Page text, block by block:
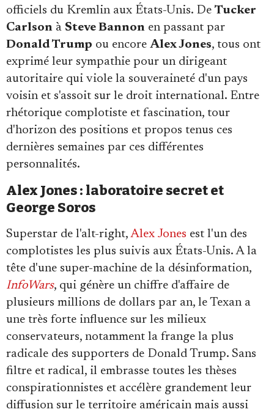
officiels du Kremlin aux États-Unis. De Tucker
Carlson à Steve Bannon en passant par
Donald Trump ou encore Alex Jones, tous ont
exprimé leur sympathie pour un dirigeant
autoritaire qui viole la souveraineté d'un pays
voisin et s'assoit sur le droit international. Entre
rhétorique complotiste et fascination, tour
d'horizon des positions et propos tenus ces
dernières semaines par ces différentes
personnalités.
Alex Jones : laboratoire secret et
George Soros
Superstar de l'alt-right, Alex Jones est l'un des
complotistes les plus suivis aux États-Unis. A la
tête d'une super-machine de la désinformation,
InfoWars, qui génère un chiffre d'affaire de
plusieurs millions de dollars par an, le Texan a
une très forte influence sur les milieux
conservateurs, notamment la frange la plus
radicale des supporters de Donald Trump. Sans
filtre et radical, il embrasse toutes les thèses
conspirationnistes et accélère grandement leur
diffusion sur le territoire américain mais aussi